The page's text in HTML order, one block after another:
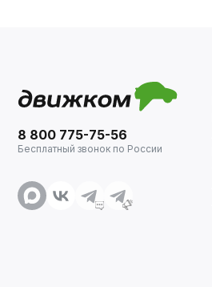
8 800 775-75-56
Бесплатный звонок по России